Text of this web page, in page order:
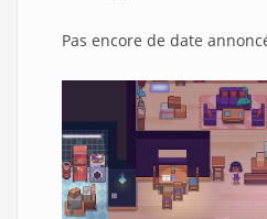
Pas encore de date